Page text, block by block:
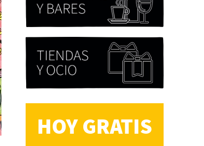
Eva Valero Juan: "Una
mirada que construía un
universo donde lo único
importante eran los amigos
y la literatura"
Martín Carrasco
HOY GRATIS